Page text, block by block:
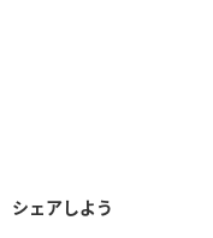
シェアしよう